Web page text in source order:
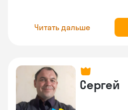
Читать дальше
Сергей